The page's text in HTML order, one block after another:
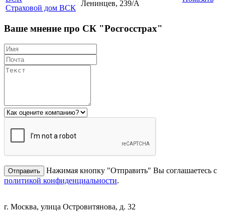
Страховой дом ВСК
Ленинцев, 239/А
Ваше мнение про СК "Росгосстрах"
Нажимая кнопку "Отправить" Вы соглашаетесь с
политикой конфиденциальности.
г. Москва, улица Островитянова, д. 32